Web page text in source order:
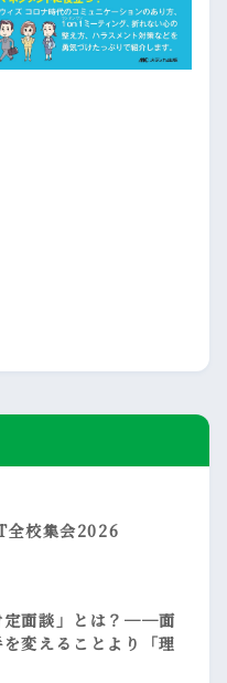
全校集会2026
定面談」とは？──面
変えることより「理